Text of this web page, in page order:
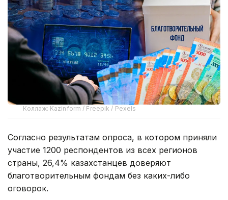
Коллаж: Kazinform / Freepik / Pexels
Согласно результатам опроса, в котором приняли
участие 1200 респондентов из всех регионов
страны, 26,4% казахстанцев доверяют
благотворительным фондам без каких-либо
оговорок.